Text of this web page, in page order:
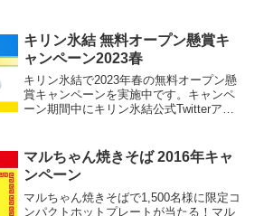
るみが当たります。
キリン氷結 無料オープン懸賞キ
ャンペーン2023春
キリン氷結で2023年春の無料オープン懸
賞キャンペーンを実施中です。キャンペ
ーン期間中にキリン氷結公式Twitterアカ
結 ６缶パックが当たります。
マルちゃん焼きそば 2016年キャ
ンペーン
マルちゃん焼きそばで1,500名様に限定コ
ンパクトホットプレートが当たる！マル